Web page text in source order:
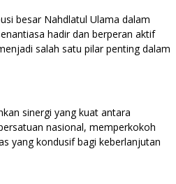
besar Nahdlatul Ulama dalam
hadir dan berperan aktif
salah satu pilar penting dalam
sinergi yang kuat antara
nasional, memperkokoh
yang kondusif bagi keberlanjutan